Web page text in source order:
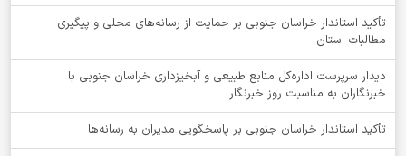
تأکید استاندار خراسان جنوبی بر حمایت از رسانه‌های محلی و پیگیری
مطالبات استان
دیدار سرپرست اداره‌کل منابع طبیعی و آبخیزداری خراسان جنوبی با
خبرنگاران به مناسبت روز خبرنگار
تأکید استاندار خراسان جنوبی بر پاسخگویی مدیران به رسانه‌ها